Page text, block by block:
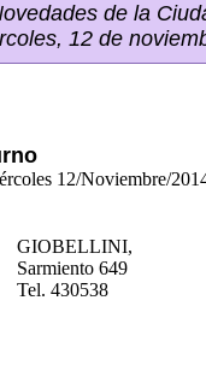
de la
12 de
12/Noviembre/
GIOBELLINI,
Sarmiento 649
Tel. 430538